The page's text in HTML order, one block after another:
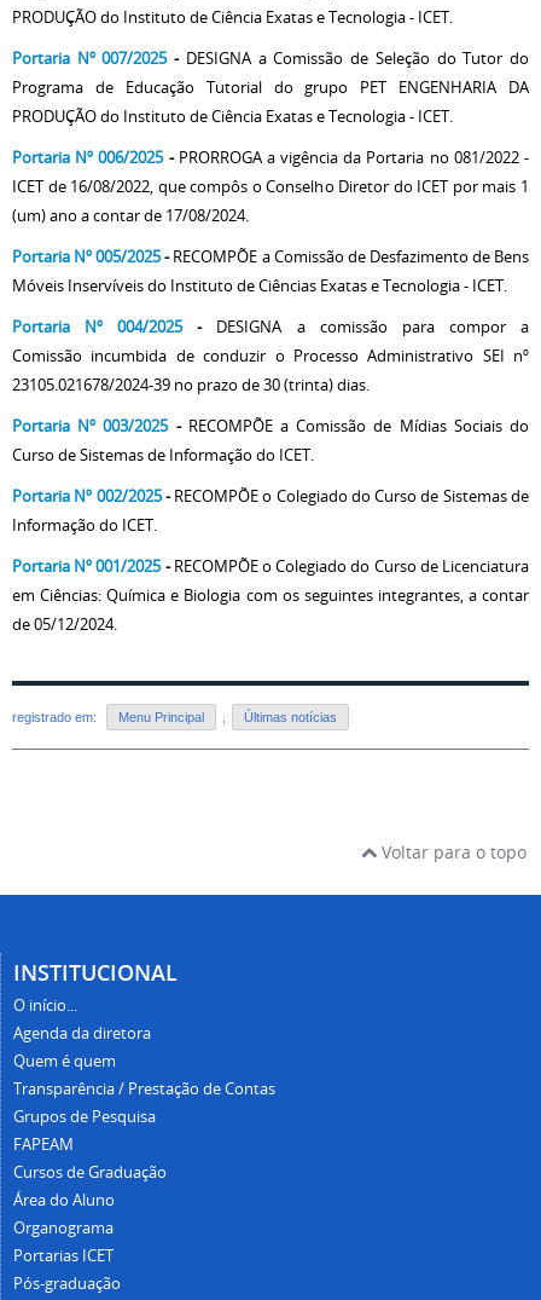
PRODUÇÃO do Instituto de Ciência Exatas e Tecnologia - ICET.
Portaria Nº 007/2025- DESIGNA a Comissão de Seleção do Tutor do
Programa de Educação Tutorial do grupo PET ENGENHARIA DA
PRODUÇÃO do Instituto de Ciência Exatas e Tecnologia - ICET.
Portaria Nº 006/2025- PRORROGA a vigência da Portaria no 081/2022 -
ICET de 16/08/2022, que compôs o Conselho Diretor do ICET por mais 1
(um) ano a contar de 17/08/2024.
Portaria Nº 005/2025-RECOMPÕE a Comissão de Desfazimento de Bens
Móveis Inservíveis do Instituto de Ciências Exatas e Tecnologia - ICET.
Portaria Nº 004/2025- DESIGNA a comissão para compor a
Comissão incumbida de conduzir o Processo Administrativo SEI nº
23105.021678/2024-39 no prazo de 30 (trinta) dias.
Portaria Nº 003/2025- RECOMPÕE a Comissão de Mídias Sociais do
Curso de Sistemas de Informação do ICET.
Portaria Nº 002/2025-RECOMPÕE o Colegiado do Curso de Sistemas de
Informação do ICET.
Portaria Nº 001/2025-RECOMPÕE o Colegiado do Curso de Licenciatura
em Ciências: Química e Biologia com os seguintes integrantes, a contar
de 05/12/2024.
registrado em: Menu Principal Últimas notícias
Voltar para o topo
INSTITUCIONAL
O início...
Agenda da diretora
Quem é quem
Transparência / Prestação de Contas
Grupos de Pesquisa
FAPEAM
Cursos de Graduação
Área do Aluno
Organograma
Portarias ICET
Pós-graduação